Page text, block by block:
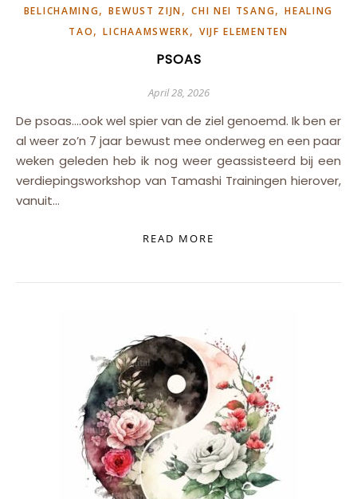
BELICHAMING,BEWUST ZIJN,CHI NEI TSANG,HEALING
TAO,LICHAAMSWERK, VIJF ELEMENTEN
PSOAS
April 28, 2026
De psoas….ook wel spier van de ziel genoemd. Ik ben er
al weer zo’n 7 jaar bewust mee onderweg en een paar
weken geleden heb ik nog weer geassisteerd bij een
verdiepingsworkshop van Tamashi Trainingen hierover,
vanuit…
READ MORE